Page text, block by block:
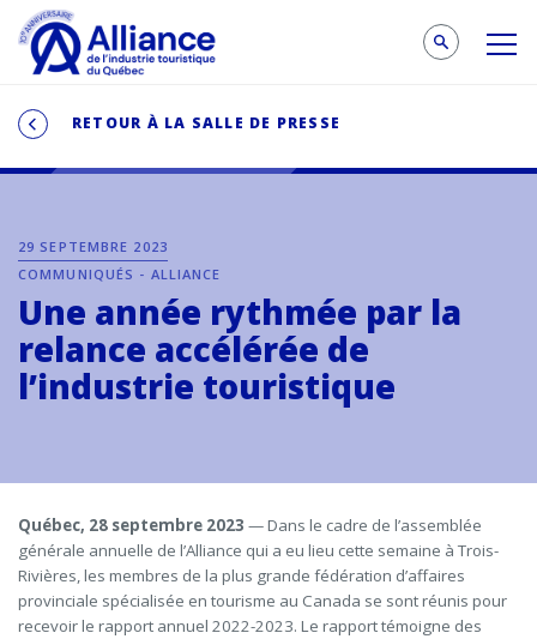
RETOUR À LA SALLE DE PRESSE
29 SEPTEMBRE 2023
COMMUNIQUÉS - ALLIANCE
Une année rythmée par la
relance accélérée de
l’industrie touristique
Québec, 28 septembre 2023 — Dans le cadre de l’assemblée
générale annuelle de l’Alliance qui a eu lieu cette semaine à Trois-
Rivières, les membres de la plus grande fédération d’affaires
provinciale spécialisée en tourisme au Canada se sont réunis pour
recevoir le rapport annuel 2022-2023. Le rapport témoigne des